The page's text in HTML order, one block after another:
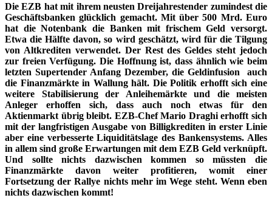
Die EZB hat mit ihrem neusten Dreijahrestender zumindest die
Geschäftsbanken glücklich gemacht. Mit über 500 Mrd. Euro
hat die Notenbank die Banken mit frischem Geld versorgt.
Etwa die Hälfte davon, so wird geschätzt, wird für die Tilgung
von Altkrediten verwendet. Der Rest des Geldes steht jedoch
zur freien Verfügung. Die Hoffnung ist, dass ähnlich wie beim
letzten Supertender Anfang Dezember, die Geldinfusion auch
die Finanzmärkte in Wallung hält. Die Politik erhofft sich eine
weitere Stabilisierung der Anleihemärkte und die meisten
Anleger erhoffen sich, dass auch noch etwas für den
Aktienmarkt übrig bleibt. EZB-Chef Mario Draghi erhofft sich
mit der langfristigen Ausgabe von Billigkrediten in erster Linie
aber eine verbesserte Liquiditätslage des Bankensystems. Alles
in allem sind große Erwartungen mit dem EZB Geld verknüpft.
Und sollte nichts dazwischen kommen so müssten die
Finanzmärkte davon weiter profitieren, womit einer
Fortsetzung der Rallye nichts mehr im Wege steht. Wenn eben
nichts dazwischen kommt!